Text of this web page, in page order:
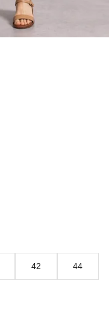
42 44